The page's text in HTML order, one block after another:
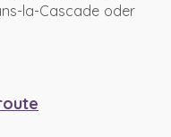
la-Cascade oder